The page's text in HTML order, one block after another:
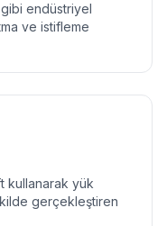
endüstriyel
ve istifleme
kullanarak yük
gerçekleştiren